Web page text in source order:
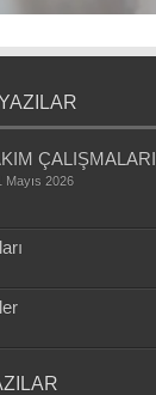
ÇALIŞMALARI
Mayıs 2026